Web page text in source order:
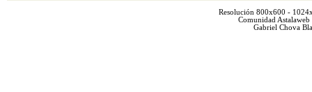
Resolución 800x600 -
Comunidad
Gabriel Chova